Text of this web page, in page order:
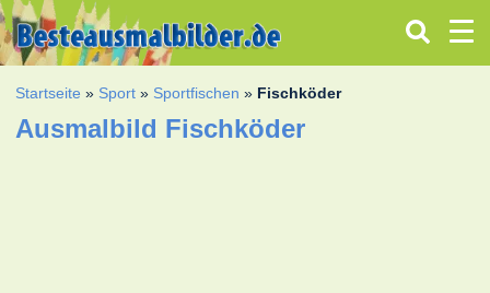
Startseite » Sport » Sportfischen » Fischköder
Ausmalbild Fischköder